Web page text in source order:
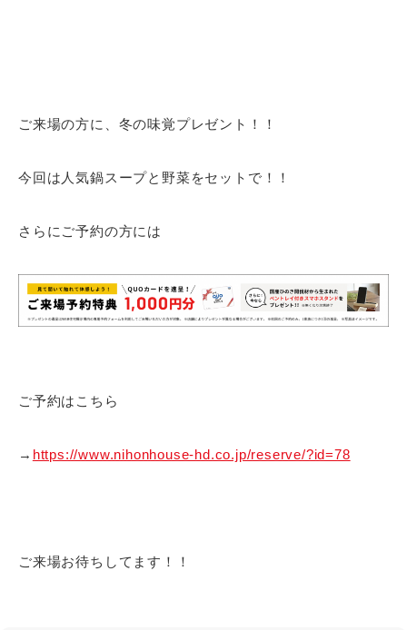
ご来場の方に、冬の味覚プレゼント！！
今回は人気鍋スープと野菜をセットで！！
さらにご予約の方には
ご予約はこちら
→ https://www.nihonhouse-hd.co.jp/reserve/?id=78
ご来場お待ちしてます！！